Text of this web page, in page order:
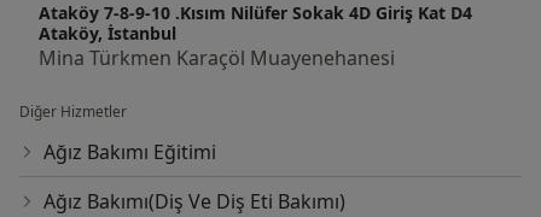
Ataköy 7-8-9-10 .Kısım Nilüfer Sokak 4D Giriş Kat D4
Ataköy, İstanbul
Mina Türkmen Karaçöl Muayenehanesi
Diğer Hizmetler
Ağız Bakımı Eğitimi
Ağız Bakımı(Diş Ve Diş Eti Bakımı)